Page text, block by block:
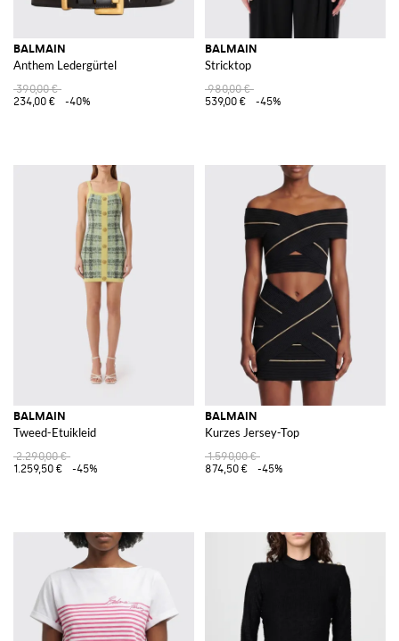
BALMAIN
Anthem Ledergürtel
390,00 €
234,00 €
-40%
BALMAIN
Stricktop
980,00 €
539,00 €
-45%
BALMAIN
Tweed-Etuikleid
2.290,00 €
1.259,50 €
-45%
BALMAIN
Kurzes Jersey-Top
1.590,00 €
874,50 €
-45%